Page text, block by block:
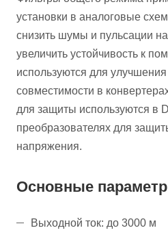
установки в аналоговые
снизить шумы и пульсации
увеличить устойчивость к
используются для
совместимости в
для защиты используются в
преобразователях для
напряжения.
Основные
Выходной ток: до 3000 м